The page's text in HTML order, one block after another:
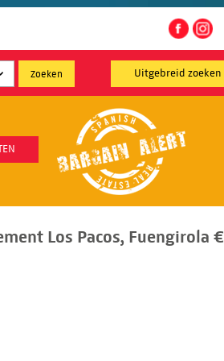
Uitgebreid zoeken
Los Pacos, Fuengirola €